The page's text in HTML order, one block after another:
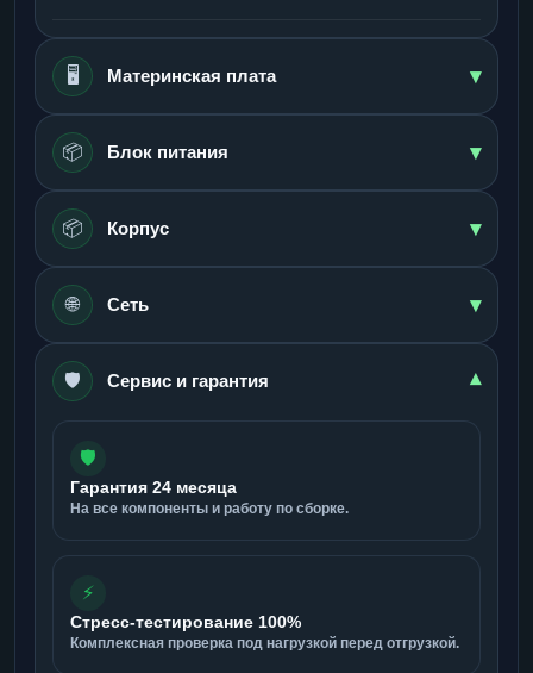
🖥️ Материнская плата ▾
📦 Блок питания ▾
📦 Корпус ▾
🌐 Сеть ▾
🛡️ Сервис и гарантия ▾
🛡️
Гарантия 24 месяца
На все компоненты и работу по сборке.
⚡
Стресс-тестирование 100%
Комплексная проверка под нагрузкой перед отгрузкой.